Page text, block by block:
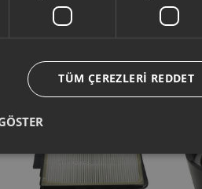
TÜM ÇEREZLERI REDDET